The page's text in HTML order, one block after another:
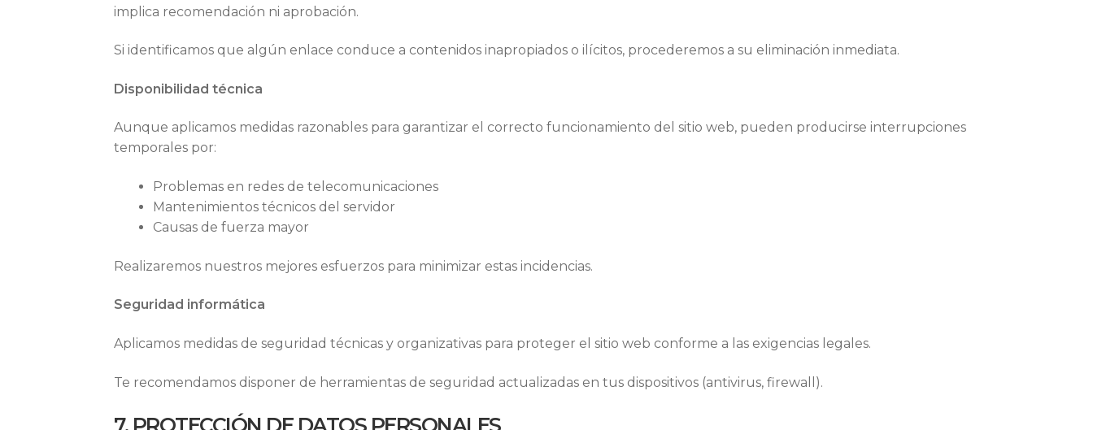
implica recomendación ni aprobación.
Si identificamos que algún enlace conduce a contenidos inapropiados o ilícitos, procederemos a su eliminación inmediata.
Disponibilidad técnica
Aunque aplicamos medidas razonables para garantizar el correcto funcionamiento del sitio web, pueden producirse interrupciones
temporales por:
Problemas en redes de telecomunicaciones
Mantenimientos técnicos del servidor
Causas de fuerza mayor
Realizaremos nuestros mejores esfuerzos para minimizar estas incidencias.
Seguridad informática
Aplicamos medidas de seguridad técnicas y organizativas para proteger el sitio web conforme a las exigencias legales.
Te recomendamos disponer de herramientas de seguridad actualizadas en tus dispositivos (antivirus, firewall).
7. PROTECCIÓN DE DATOS PERSONALES